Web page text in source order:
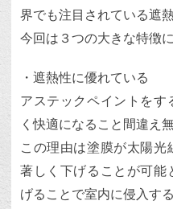
界でも注目されている遮
今回は３つの大きな特徴
・遮熱性に優れている
アステックペイントをす
く快適になること間違え
この理由は塗膜が太陽光
著しく下げることが可能
げることで室内に侵入す